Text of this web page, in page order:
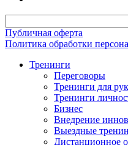
Публичная оферта
Политика обработки
Тренинги
Переговоры
Тренинги для
Тренинги
Бизнес
Внедрение
Выездные
Дистанционное